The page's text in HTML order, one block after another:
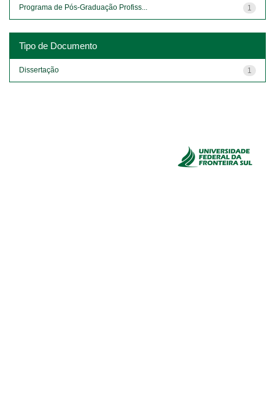
1
Programa de Pós-Graduação Profiss...
Tipo de Documento
1
Dissertação